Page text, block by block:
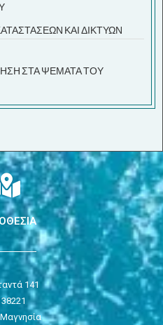
ΚΑΙ ΔΙΚΤΥΩΝ
ΣΤΑ ΨΕΜΑΤΑ ΤΟΥ
141